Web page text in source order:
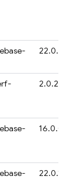
22.0.4
2.0.2
16.0.0
22.0.1